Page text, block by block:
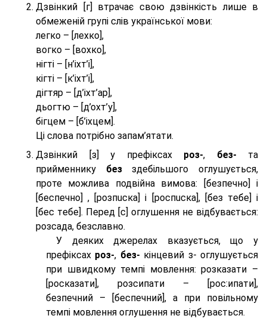
Дзвінкий [г] втрачає свою дзвінкість лише в
обмеженій групі слів української мови:
легко – [лехко],
вогко – [вохко],
нігті – [н’іхт’і],
кігті – [к’іхт’і],
дігтяр – [д’іхт’ар],
дьогтю – [д’охт’у],
бігцем – [б’іхцем].
Ці слова потрібно запам’ятати.
Дзвінкий [з] у префіксах роз-, без- та
прийменнику безздебільшого оглушується,
проте можлива подвійна вимова: [безпeчно] і
[беспeчно] , [розпuска] і [роспuска], [без тeбе] і
[бес тeбе]. Перед [с] оглушення не відбувається:
розсада, безславно.
У деяких джерелах вказується, що у
префіксах роз-, без- кінцевий з- оглушується
при швидкому темпі мовлення: розказати –
[росказати], розсипати – [роc:ипати],
безпечний – [беспечний], а при повільному
темпі мовлення оглушення не відбувається.